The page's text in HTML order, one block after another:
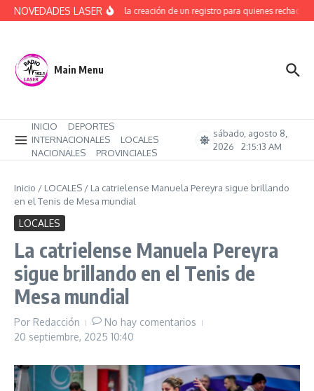
Saltar al contenido
NOVEDADES LASERAvanza la creación de un registro para quienes rechacen
Main Menu
INICIO
DEPORTES
INTERNACIONALES
LOCALES
NACIONALES
PROVINCIALES
sábado, agosto 8,
2026
2:15:14 AM
Inicio / LOCALES / La catrielense Manuela Pereyra sigue brillando
en el Tenis de Mesa mundial
LOCALES
La catrielense Manuela Pereyra
sigue brillando en el Tenis de
Mesa mundial
Por Redacción
No hay comentarios
20 septiembre, 2025 10:40